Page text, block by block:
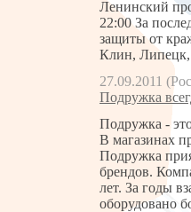
Ленинский
22:00 За
защиты от
Клин,
27.09.2011
Подружка
Подружка -
В магазинах
Подружка
брендов.
лет. За годы
оборудовано